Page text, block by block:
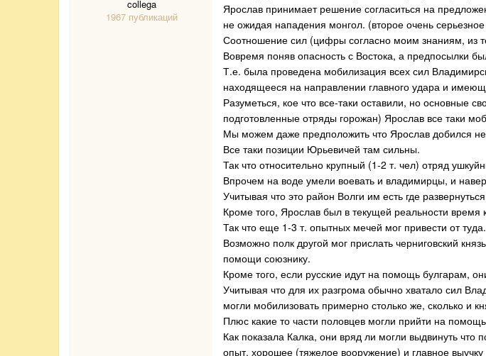
collega
1967 публикаций
Ярослав принимает решение согласиться на
не ожидая нападения монгол. (второе очень
Соотношение сил (цифры согласно моим знаниям, из
Вовремя поняв опасность с Востока, а предпосылки
Т.е. была проведена мобилизация всех сил
находящееся на направлении главного удара и
Разуметься, кое что все-таки оставили, но основные
подготовленные отряды горожан) Ярослав все таки
Мы можем даже предположить что Ярослав добился
Все таки позиции Юрьевичей там сильны.
Так что относительно крупный (1-2 т. чел) отряд
Впрочем на воде умели воевать и владимирцы, и
Учитывая что это район Волги им есть где
Кроме того, Ярослав был в текущей реальности
Так что еще 1-3 т. опытных мечей мог привести от туда.
Возможно полк другой мог прислать черниговский
помощи союзнику.
Кроме того, если русские идут на помощь булгарам,
Учитывая что для их разгрома обычно хватало сил
могли мобилизовать примерно столько же, сколько и
Плюс какие то части половцев могли прийти на
Как показала Калка, они вряд ли могли выдвинуть
опыт, хорошее (тяжелое вооружение) и главное